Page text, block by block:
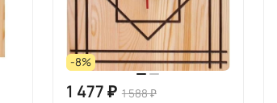
-8%
1 477 ₽ 1 588 ₽